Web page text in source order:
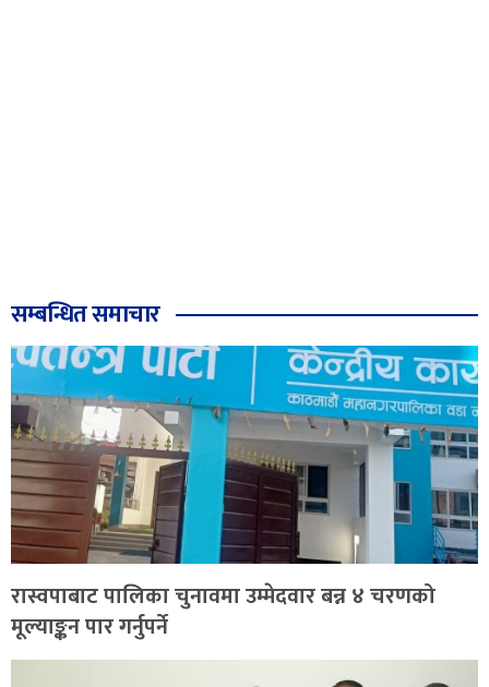
सम्बन्धित समाचार
रास्वपाबाट पालिका चुनावमा उम्मेदवार बन्न ४ चरणको
मूल्याङ्कन पार गर्नुपर्ने